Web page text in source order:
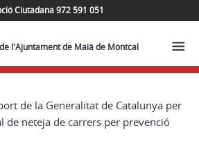
Ciutadana 972 591 051
l'Ajuntament de Maià de Montcal
de la Generalitat de Catalunya per
de neteja de carrers per prevenció